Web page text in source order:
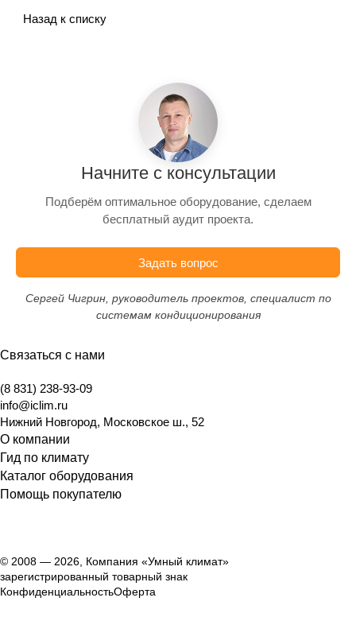
Назад к списку
Начните с консультации
Подберём оптимальное оборудование, сделаем
бесплатный аудит проекта.
Задать вопрос
Сергей Чигрин, руководитель проектов, специалист по
системам кондиционирования
Связаться с нами
(8 831) 238-93-09
info@iclim.ru
Нижний Новгород, Московское ш., 52
О компании
Гид по климату
Каталог оборудования
Помощь покупателю
© 2008 — 2026, Компания «Умный климат»
зарегистрированный товарный знак
КонфиденциальностьОферта